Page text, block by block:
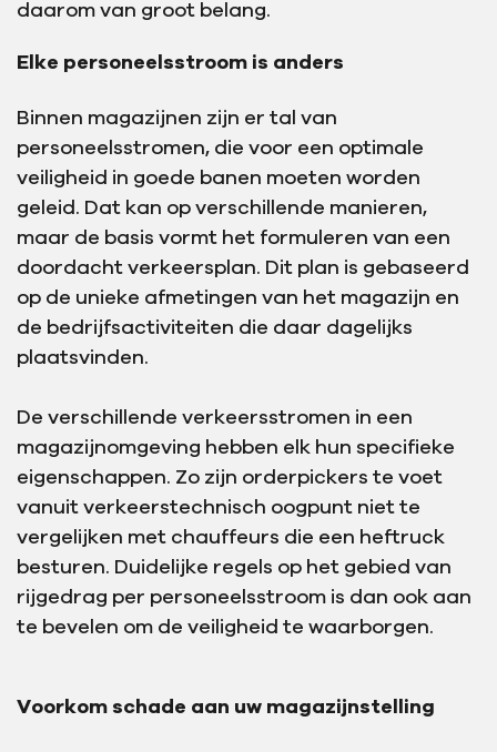
daarom van groot belang.
Elke personeelsstroom is anders
Binnen magazijnen zijn er tal van
personeelsstromen, die voor een optimale
veiligheid in goede banen moeten worden
geleid. Dat kan op verschillende manieren,
maar de basis vormt het formuleren van een
doordacht verkeersplan. Dit plan is gebaseerd
op de unieke afmetingen van het magazijn en
de bedrijfsactiviteiten die daar dagelijks
plaatsvinden.
De verschillende verkeersstromen in een
magazijnomgeving hebben elk hun specifieke
eigenschappen. Zo zijn orderpickers te voet
vanuit verkeerstechnisch oogpunt niet te
vergelijken met chauffeurs die een heftruck
besturen. Duidelijke regels op het gebied van
rijgedrag per personeelsstroom is dan ook aan
te bevelen om de veiligheid te waarborgen.
Voorkom schade aan uw magazijnstelling